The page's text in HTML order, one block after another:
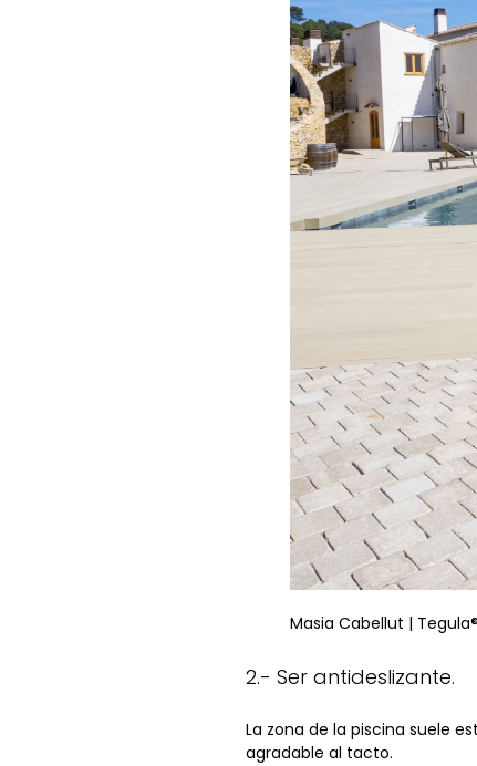
Masia Cabellut |
2.- Ser antideslizante.
La zona de la piscina suele
agradable al tacto.